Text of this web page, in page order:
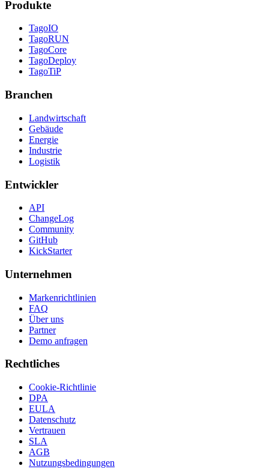
Produkte
TagoIO
TagoRUN
TagoCore
TagoDeploy
TagoTiP
Branchen
Landwirtschaft
Gebäude
Energie
Industrie
Logistik
Entwickler
API
ChangeLog
Community
GitHub
KickStarter
Unternehmen
Markenrichtlinien
FAQ
Über uns
Partner
Demo anfragen
Rechtliches
Cookie-Richtlinie
DPA
EULA
Datenschutz
Vertrauen
SLA
AGB
Nutzungsbedingungen